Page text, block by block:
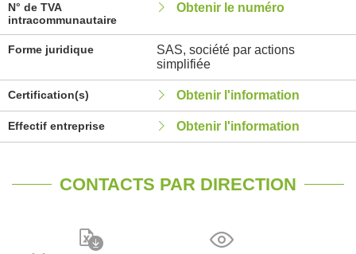
N° de TVA
intracommunautaire
Obtenir le numéro
Forme juridique
SAS, société par actions
simplifiée
Certification(s) Obtenir l'information
Effectif entreprise Obtenir l'information
CONTACTS PAR DIRECTION